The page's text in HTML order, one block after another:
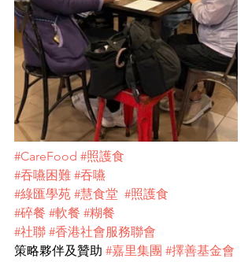
#CareFood #照護食
#吞嚥困難 #吞嚥
#綠匯學苑 #慧食堂 #照護食
#碎餐 #軟餐 #糊餐
#社聯 #香港社會服務聯會
策略夥伴及贊助 #嘉里集團 #擇善基金會